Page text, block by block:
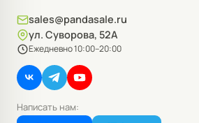
sales@pandasale.ru
ул. Суворова, 52А
Ежедневно 10:00–20:00
Написать нам: